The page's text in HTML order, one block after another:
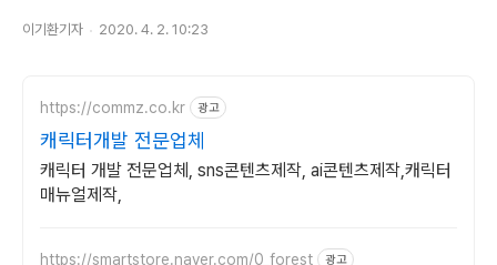
이기환기자 2020. 4. 2. 10:23
https://commz.co.kr 광고
캐릭터개발 전문업체
캐릭터 개발 전문업체, sns콘텐츠제작, ai콘텐츠제작,캐릭터
매뉴얼제작,
https://smartstore.naver.com/0_forest 광고